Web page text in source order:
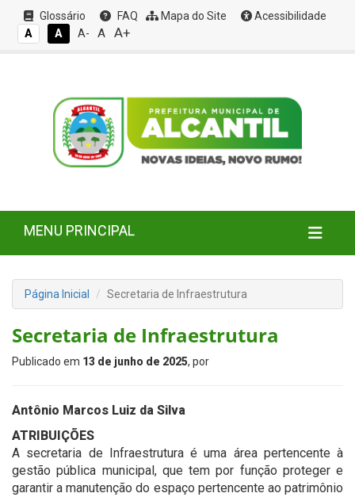
Glossário FAQ Mapa do Site
Acessibilidade
A
A A- A A+
MENU PRINCIPAL
Página Inicial Secretaria de Infraestrutura
Secretaria de Infraestrutura
Publicado em 13 de junho de 2025, por
Antônio Marcos Luiz da Silva
ATRIBUIÇÕES
A secretaria de Infraestrutura é uma área pertencente à
gestão pública municipal, que tem por função proteger e
garantir a manutenção do espaço pertencente ao patrimônio